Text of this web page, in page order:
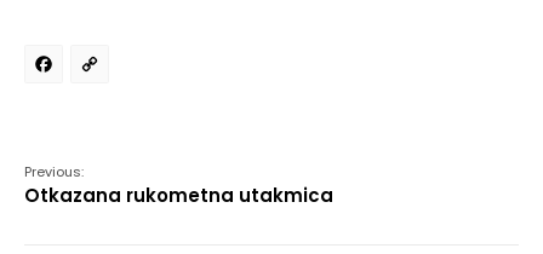
Facebook
Previous:
Otkazana rukometna utakmica